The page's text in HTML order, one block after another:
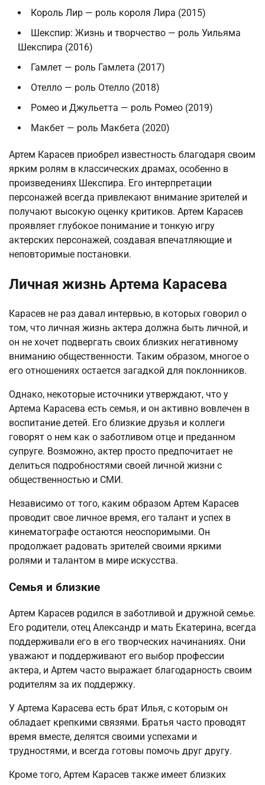
Король Лир — роль короля Лира (2015)
Шекспир: Жизнь и творчество — роль Уильяма
Шекспира (2016)
Гамлет — роль Гамлета (2017)
Отелло — роль Отелло (2018)
Ромео и Джульетта — роль Ромео (2019)
Макбет — роль Макбета (2020)
Артем Карасев приобрел известность благодаря своим
ярким ролям в классических драмах, особенно в
произведениях Шекспира. Его интерпретации
персонажей всегда привлекают внимание зрителей и
получают высокую оценку критиков. Артем Карасев
проявляет глубокое понимание и тонкую игру
актерских персонажей, создавая впечатляющие и
неповторимые постановки.
Личная жизнь Артема Карасева
Карасев не раз давал интервью, в которых говорил о
том, что личная жизнь актера должна быть личной, и
он не хочет подвергать своих близких негативному
вниманию общественности. Таким образом, многое о
его отношениях остается загадкой для поклонников.
Однако, некоторые источники утверждают, что у
Артема Карасева есть семья, и он активно вовлечен в
воспитание детей. Его близкие друзья и коллеги
говорят о нем как о заботливом отце и преданном
супруге. Возможно, актер просто предпочитает не
делиться подробностями своей личной жизни с
общественностью и СМИ.
Независимо от того, каким образом Артем Карасев
проводит свое личное время, его талант и успех в
кинематографе остаются неоспоримыми. Он
продолжает радовать зрителей своими яркими
ролями и талантом в мире искусства.
Семья и близкие
Артем Карасев родился в заботливой и дружной семье.
Его родители, отец Александр и мать Екатерина, всегда
поддерживали его в его творческих начинаниях. Они
уважают и поддерживают его выбор профессии
актера, и Артем часто выражает благодарность своим
родителям за их поддержку.
У Артема Карасева есть брат Илья, с которым он
обладает крепкими связями. Братья часто проводят
время вместе, делятся своими успехами и
трудностями, и всегда готовы помочь друг другу.
Кроме того, Артем Карасев также имеет близких